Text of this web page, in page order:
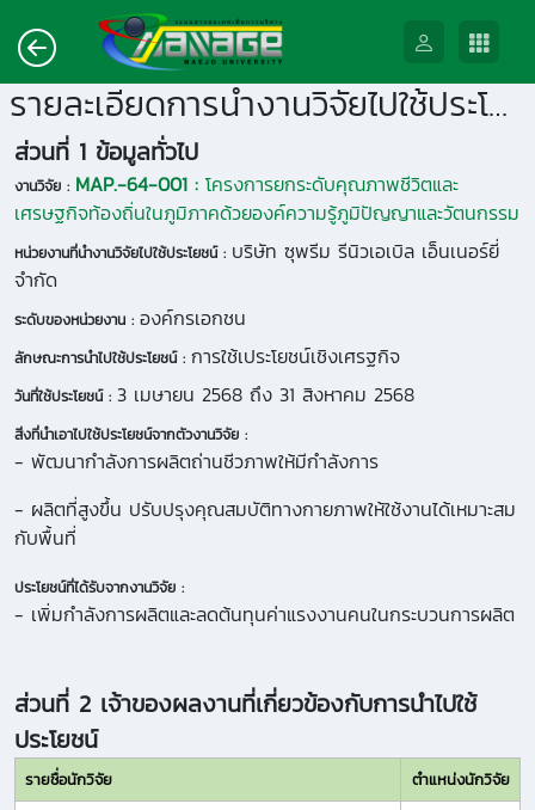
รายละเอียดการนำงานวิจัยไปใช้ประโยชน์
ส่วนที่ 1 ข้อมูลทั่วไป
งานวิจัย : MAP.-64-001 : โครงการยกระดับคุณภาพชีวิตและ
เศรษฐกิจท้องถิ่นในภูมิภาคด้วยองค์ความรู้ภูมิปัญญาและวัตนกรรม
หน่วยงานที่นำงานวิจัยไปใช้ประโยชน์ : บริษัท ซุพรีม รีนิวเอเบิล เอ็นเนอร์ยี่
จำกัด
ระดับของหน่วยงาน : องค์กรเอกชน
ลักษณะการนำไปใช้ประโยชน์ : การใช้เประโยชน์เชิงเศรฐกิจ
วันที่ใช้ประโยชน์ : 3 เมษายน 2568 ถึง 31 สิงหาคม 2568
สิ่งที่นำเอาไปใช้ประโยชน์จากตัวงานวิจัย :
- พัฒนากำลังการผลิตถ่านชีวภาพให้มีกำลังการ
- ผลิตที่สูงขึ้น ปรับปรุงคุณสมบัติทางกายภาพให้ใช้งานได้เหมาะสม
กับพื้นที่
ประโยชน์ที่ได้รับจากงานวิจัย :
- เพิ่มกำลังการผลิตและลดต้นทุนค่าแรงงานคนในกระบวนการผลิต
ส่วนที่ 2 เจ้าของผลงานที่เกี่ยวข้องกับการนำไปใช้
ประโยชน์
รายชื่อนักวิจัย ตำแหน่งนักวิจัย